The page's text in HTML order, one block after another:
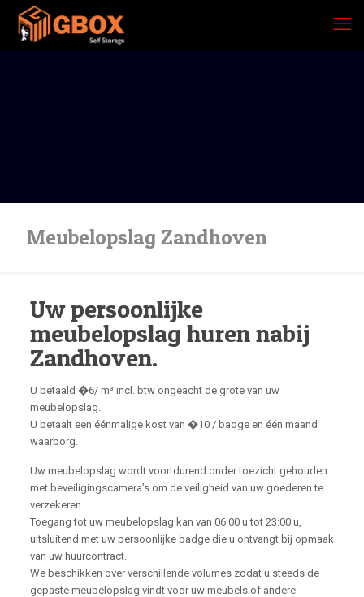
Meubelopslag Zandhoven
Uw persoonlijke
meubelopslag huren nabij
Zandhoven.
U betaald �6/ m³ incl. btw ongeacht de grote van uw
meubelopslag.
U betaalt een éénmalige kost van �10 / badge en één maand
waarborg.
Uw meubelopslag wordt voortdurend onder toezicht gehouden
met beveiligingscamera’s om de veiligheid van uw goederen te
verzekeren.
Toegang tot uw meubelopslag kan van 06:00 u tot 23:00 u,
uitsluitend met uw persoonlijke badge die u ontvangt bij opmaak
van uw huurcontract.
We beschikken over verschillende volumes zodat u steeds de
gepaste meubelopslag vindt voor uw meubels of andere